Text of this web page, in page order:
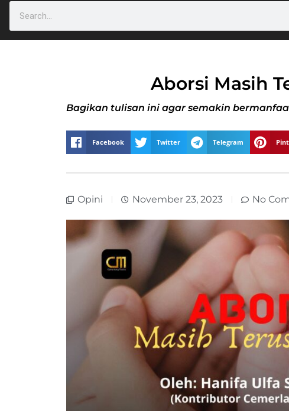
Aborsi Masih
Bagikan tulisan ini agar semakin
Facebook Twitter Telegram
Opini November 23, 2023 No